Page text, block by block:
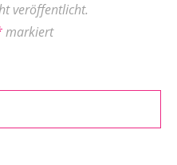
veröffentlicht.
markiert